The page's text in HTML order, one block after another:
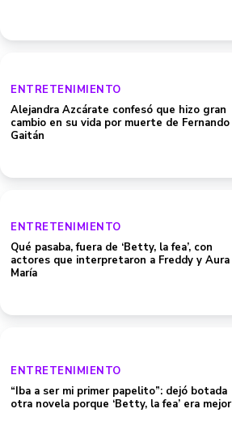
ENTRETENIMIENTO
Alejandra Azcárate confesó que hizo gran
cambio en su vida por muerte de Fernando
Gaitán
ENTRETENIMIENTO
Qué pasaba, fuera de ‘Betty, la fea’, con
actores que interpretaron a Freddy y Aura
María
ENTRETENIMIENTO
“Iba a ser mi primer papelito”: dejó botada
otra novela porque ‘Betty, la fea’ era mejor